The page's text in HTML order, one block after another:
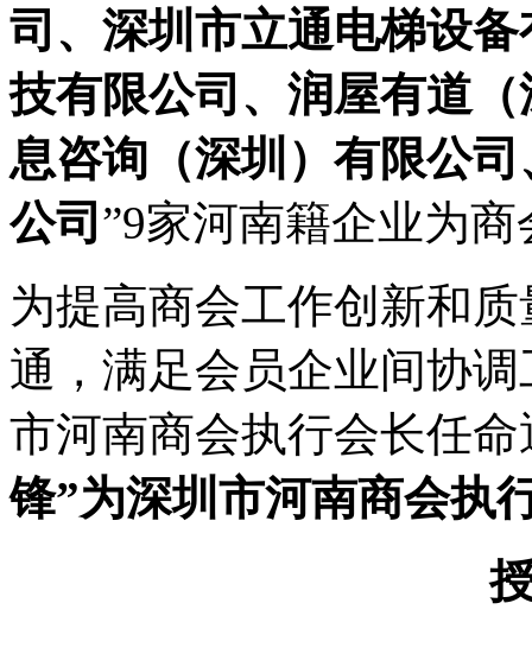
司、深圳市立通电梯设
技有限公司、润屋有道
息咨询（深圳）有限公
公司 ”9家河南籍企业为
为提高商会工作创新和
通，满足会员企业间协
市河南商会执行会长任
锋”为深圳市河南商会执